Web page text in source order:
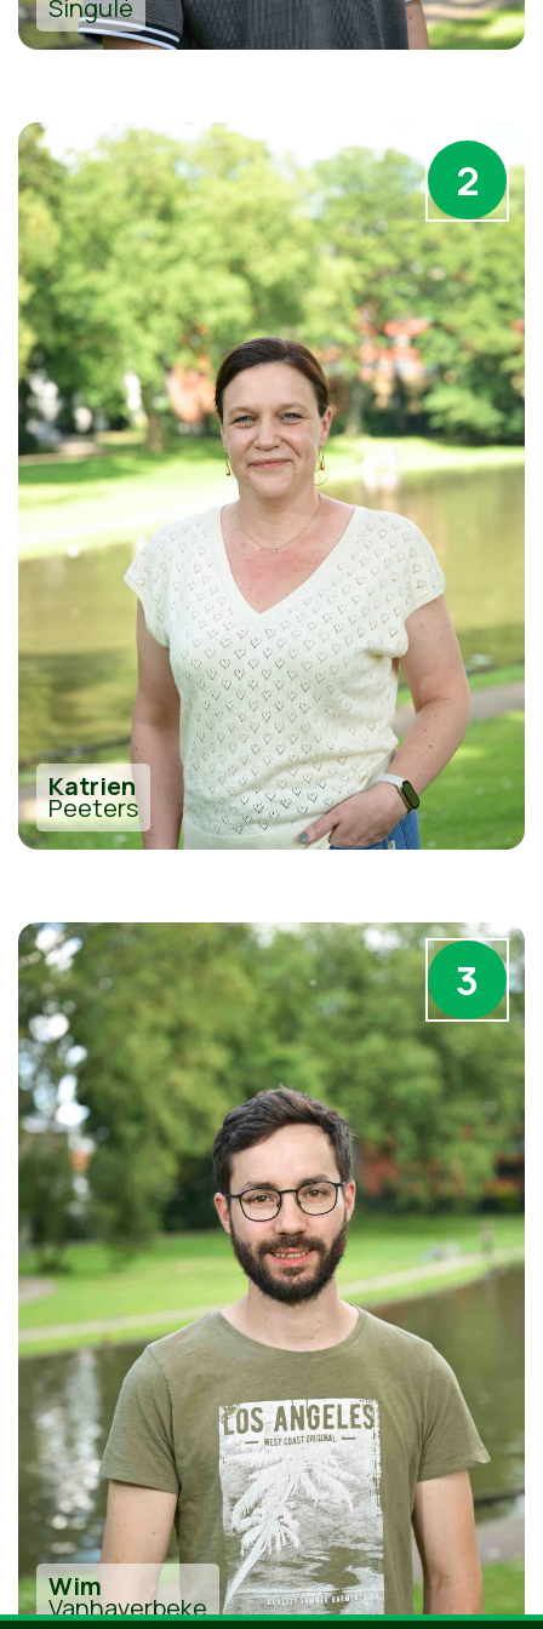
Singulé
2
Katrien
Peeters
3
Wim
Vanhaverbeke